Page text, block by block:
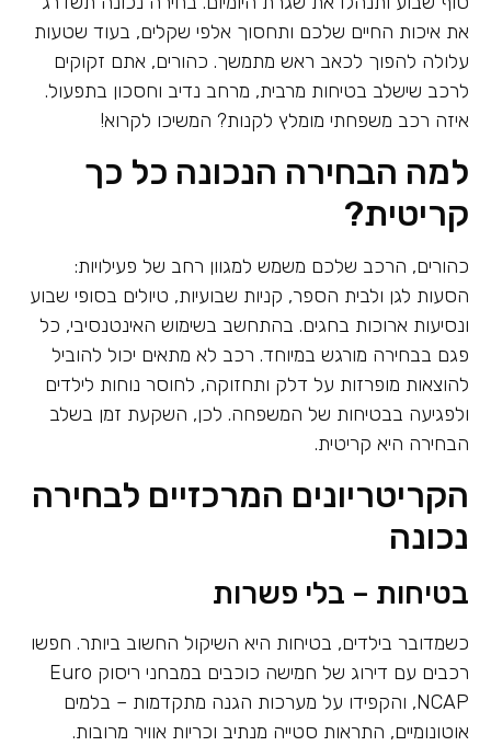
את איכות החיים שלכם ותחסוך אלפי שקלים, בעוד שטעות
עלולה להפוך לכאב ראש מתמשך. כהורים, אתם זקוקים
לרכב שישלב בטיחות מרבית, מרחב נדיב וחסכון בתפעול.
איזה רכב משפחתי מומלץ לקנות? המשיכו לקרוא!
למה הבחירה הנכונה כל כך
קריטית?
כהורים, הרכב שלכם משמש למגוון רחב של פעילויות:
הסעות לגן ולבית הספר, קניות שבועיות, טיולים בסופי שבוע
ונסיעות ארוכות בחגים. בהתחשב בשימוש האינטנסיבי, כל
פגם בבחירה מורגש במיוחד. רכב לא מתאים יכול להוביל
להוצאות מופרזות על דלק ותחזוקה, לחוסר נוחות לילדים
ולפגיעה בבטיחות של המשפחה. לכן, השקעת זמן בשלב
הבחירה היא קריטית.
הקריטריונים המרכזיים לבחירה
נכונה
בטיחות – בלי פשרות
כשמדובר בילדים, בטיחות היא השיקול החשוב ביותר. חפשו
רכבים עם דירוג של חמישה כוכבים במבחני ריסוק Euro
NCAP, והקפידו על מערכות הגנה מתקדמות – בלמים
אוטונומיים, התראות סטייה מנתיב וכריות אוויר מרובות.